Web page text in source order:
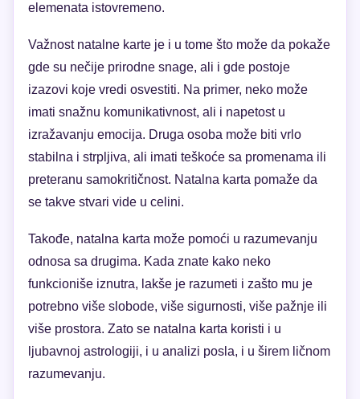
elemenata istovremeno.
Važnost natalne karte je i u tome što može da pokaže
gde su nečije prirodne snage, ali i gde postoje
izazovi koje vredi osvestiti. Na primer, neko može
imati snažnu komunikativnost, ali i napetost u
izražavanju emocija. Druga osoba može biti vrlo
stabilna i strpljiva, ali imati teškoće sa promenama ili
preteranu samokritičnost. Natalna karta pomaže da
se takve stvari vide u celini.
Takođe, natalna karta može pomoći u razumevanju
odnosa sa drugima. Kada znate kako neko
funkcioniše iznutra, lakše je razumeti i zašto mu je
potrebno više slobode, više sigurnosti, više pažnje ili
više prostora. Zato se natalna karta koristi i u
ljubavnoj astrologiji, i u analizi posla, i u širem ličnom
razumevanju.